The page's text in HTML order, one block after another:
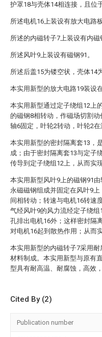
护罩18与壳体14相连接，且位
所述电机16上装设有放大电路板
所述的内磁转子7上装设有内磁
所述风叶9上装设有磁钢91。
所述后盖15为镂空状，壳体14
本实用新型的放大电路19装设
本实用新型通过定子绕组12上
的磁钢8相转动，作磁场切割
轴6固定，叶轮2转动，叶轮2
本实用新型的密封隔离套13，
成；由于密封隔离套13与定子
传导到定子绕组12上，从而实
本实用新型风叶9上的磁钢91
永磁磁钢组成并固定在风叶9
间相转动；转速与电机16转速
气经风叶9的风力流经定子绕
孔排出电机16外；这样密封隔
对电机16起到散热作用；从而
本实用新型的内磁转子7采用
材料制成。本实用新型与原有
型具有耐高温、耐腐蚀，高效
Cited By (2)
Publication number